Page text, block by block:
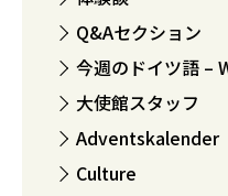
Q&Aセクション
今週のドイツ語 –
大使館スタッフ
Adventskalender
Culture